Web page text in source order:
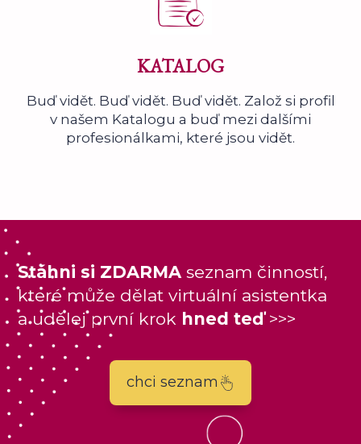
KATALOG
Buď vidět. Buď vidět. Buď vidět. Založ si profil
v našem Katalogu a buď mezi dalšími
profesionálkami, které jsou vidět.
Stáhni si ZDARMA seznam činností,
které může dělat virtuální asistentka
a udělej první krok hned teď>>>
chci seznam